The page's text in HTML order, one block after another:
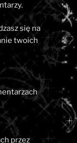
się na
twoich
przez